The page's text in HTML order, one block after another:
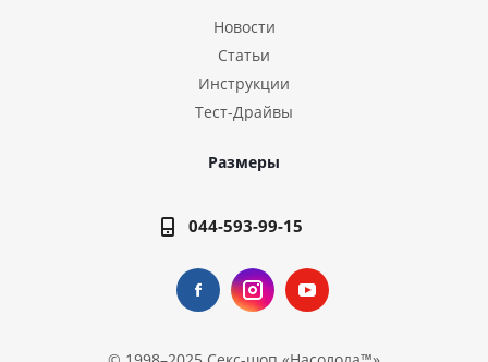
Новости
Статьи
Инструкции
Тест-Драйвы
Размеры
044-593-99-15